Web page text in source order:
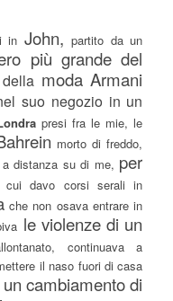
inJohn, partito da un
più grande del
moda Armani
suo negozio in un
presi fra le mie, le
morto di freddo,
distanza su di me, per
cui davo corsi serali in
che non osava entrare in
le violenze di un
continuava a
il naso fuori di casa
un cambiamento di